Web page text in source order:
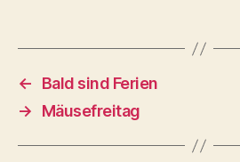
←
Bald sind Ferien
→
Mäusefreitag